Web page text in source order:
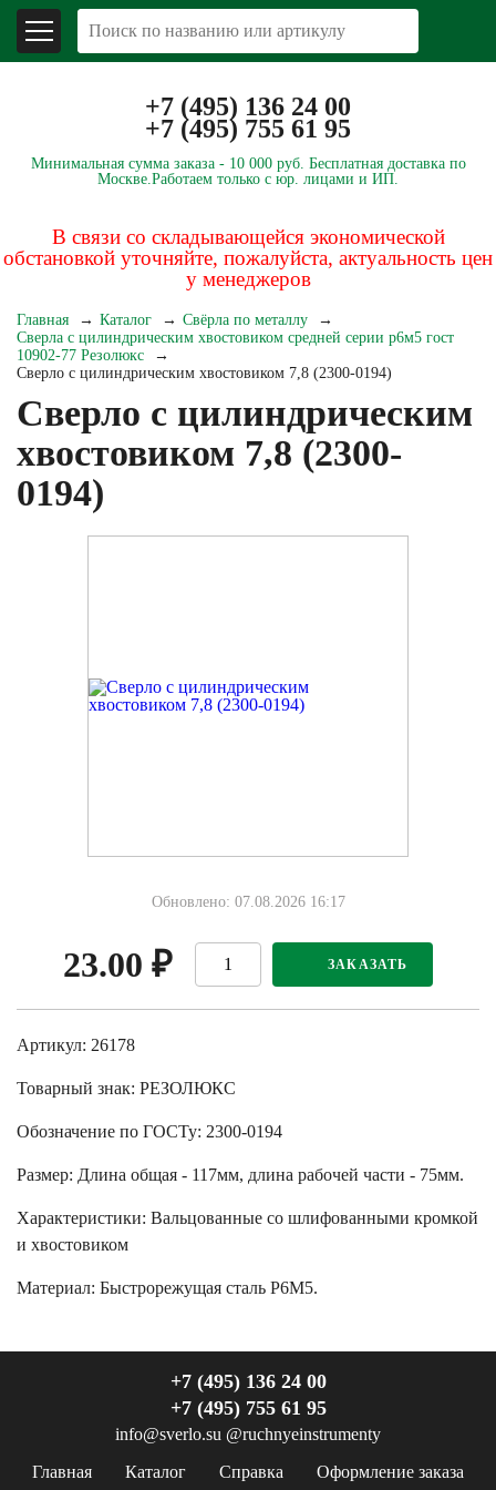
+7 (495) 136 24 00
+7 (495) 755 61 95
Минимальная сумма заказа - 10 000 руб. Бесплатная доставка по
Москве.Работаем только с юр. лицами и ИП.
В связи со складывающейся экономической
обстановкой уточняйте, пожалуйста, актуальность цен
у менеджеров
Главная Каталог
Свёрла по металлу
Сверла с цилиндрическим хвостовиком средней серии р6м5 гост
10902-77 Резолюкс
Сверло с цилиндрическим хвостовиком 7,8 (2300-0194)
Сверло с цилиндрическим
хвостовиком 7,8 (2300-
0194)
Обновлено: 07.08.2026 16:17
23.00 ₽ ЗАКАЗАТЬ
Артикул: 26178
Товарный знак: РЕЗОЛЮКС
Обозначение по ГОСТу: 2300-0194
Размер: Длина общая - 117мм, длина рабочей части - 75мм.
Характеристики: Вальцованные со шлифованными кромкой
и хвостовиком
Материал: Быстрорежущая сталь Р6М5.
Главная Каталог Справка
Оформление заказа
+7 (495) 136 24 00
+7 (495) 755 61 95
info@sverlo.su @ruchnyeinstrumenty